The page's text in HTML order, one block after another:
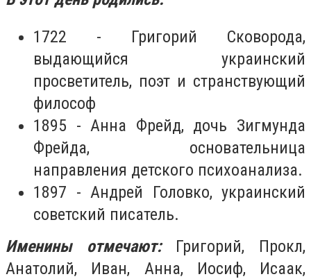
1722 - Григорий Сковорода,
выдающийся украинский
просветитель, поэт и странствующий
философ
1895 - Анна Фрейд, дочь Зигмунда
Фрейда, основательница
направления детского психоанализа.
1897 - Андрей Головко, украинский
советский писатель.
Именины отмечают:Григорий, Прокл,
Анатолий, Иван, Анна, Иосиф, Исаак,